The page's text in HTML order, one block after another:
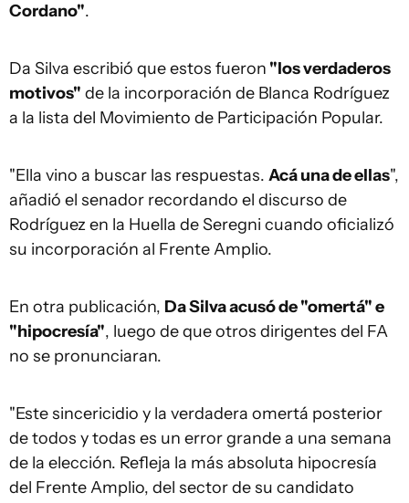
Cordano".
Da Silva escribió que estos fueron "los verdaderos
motivos" de la incorporación de Blanca Rodríguez
a la lista del Movimiento de Participación Popular.
"Ella vino a buscar las respuestas. Acá una de ellas",
añadió el senador recordando el discurso de
Rodríguez en la Huella de Seregni cuando oficializó
su incorporación al Frente Amplio.
En otra publicación, Da Silva acusó de "omertá" e
"hipocresía", luego de que otros dirigentes del FA
no se pronunciaran.
"Este sincericidio y la verdadera omertá posterior
de todos y todas es un error grande a una semana
de la elección. Refleja la más absoluta hipocresía
del Frente Amplio, del sector de su candidato